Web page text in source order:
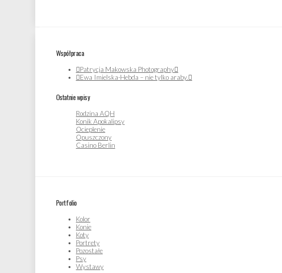
Współpraca
Patrycja Makowska Photography
Ewa Imielska-Hebda – nie tylko araby.
Ostatnie wpisy
Rodzina AQH
Konik Apokalipsy
Ocieplenie
Opuszczony
Casino Berlin
Portfolio
Kolor
Konie
Koty
Portrety
Pozostałe
Psy
Wystawy